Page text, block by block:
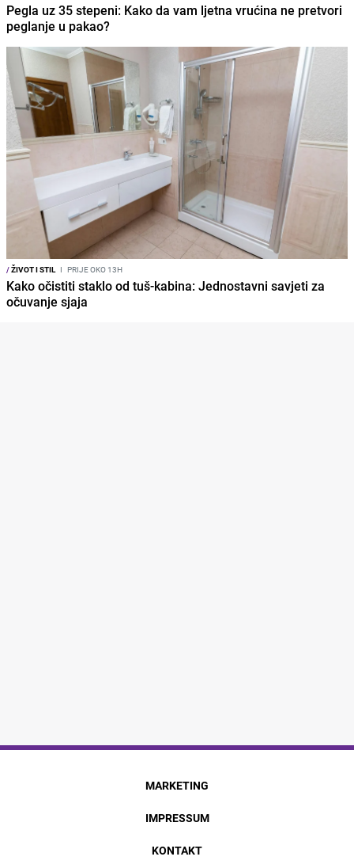
Pegla uz 35 stepeni: Kako da vam ljetna vrućina ne pretvori
peglanje u pakao?
/ŽIVOT I STIL I PRIJE OKO 13H
Kako očistiti staklo od tuš-kabina: Jednostavni savjeti za
očuvanje sjaja
MARKETING
IMPRESSUM
KONTAKT